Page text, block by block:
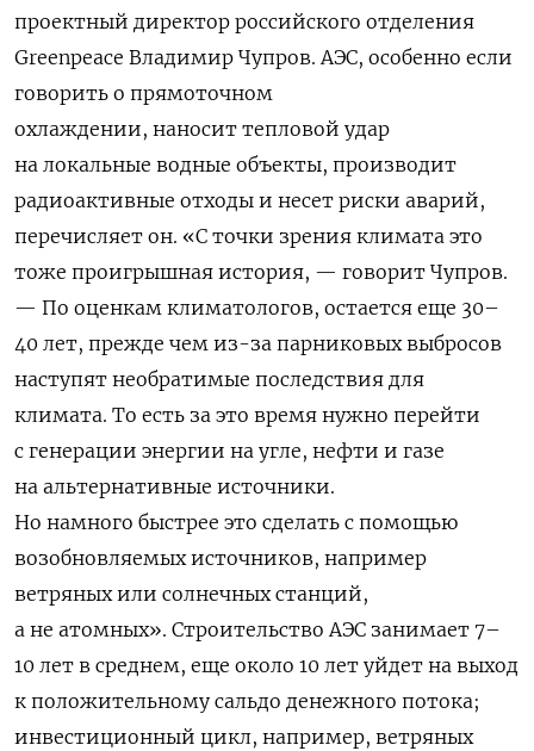
проектный директор российского отделения
Greenpeace Владимир Чупров. АЭС, особенно если
говорить о прямоточном
охлаждении, наносит тепловой удар
на локальные водные объекты, производит
радиоактивные отходы и несет риски аварий,
перечисляет он. «С точки зрения климата это
тоже проигрышная история, — говорит Чупров.
— По оценкам климатологов, остается еще 30–
40 лет, прежде чем из-за парниковых выбросов
наступят необратимые последствия для
климата. То есть за это время нужно перейти
с генерации энергии на угле, нефти и газе
на альтернативные источники.
Но намного быстрее это сделать с помощью
возобновляемых источников, например
ветряных или солнечных станций,
а не атомных». Строительство АЭС занимает 7–
10 лет в среднем, еще около 10 лет уйдет на выход
к положительному сальдо денежного потока;
инвестиционный цикл, например, ветряных